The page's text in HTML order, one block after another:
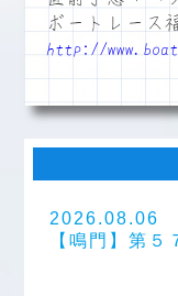
ボートレース
http://
2026.08.06
【鳴門】第５